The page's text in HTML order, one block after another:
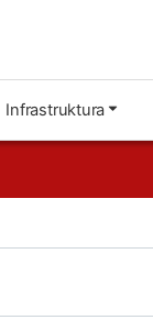
Infrastruktura